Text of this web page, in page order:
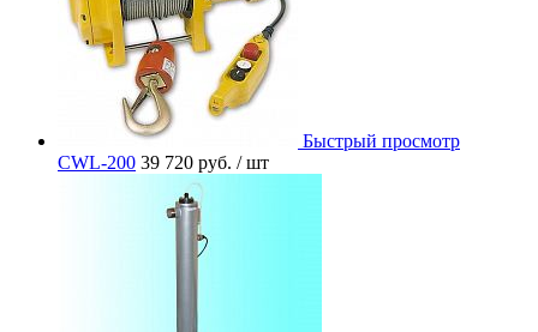
Быстрый просмотр
CWL-200 39 720 руб. / шт